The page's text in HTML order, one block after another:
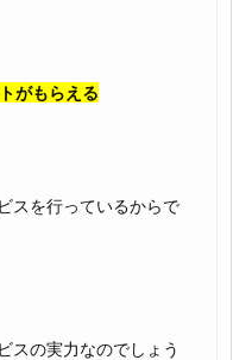
がもらえる
スを行っているからで
スの実力なのでしょう